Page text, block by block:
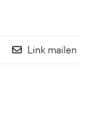
Link mailen